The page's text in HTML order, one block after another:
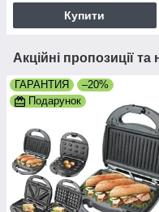
Купити
Акційні пропозиції та
ГАРАНТИЯ
–20%
Подарунок